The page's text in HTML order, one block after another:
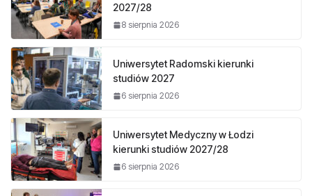
2027/28
8 sierpnia 2026
Uniwersytet Radomski kierunki
studiów 2027
6 sierpnia 2026
Uniwersytet Medyczny w Łodzi
kierunki studiów 2027/28
6 sierpnia 2026